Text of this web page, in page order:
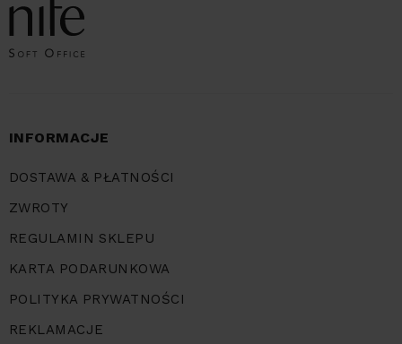
INFORMACJE
DOSTAWA & PŁATNOŚCI
ZWROTY
REGULAMIN SKLEPU
KARTA PODARUNKOWA
POLITYKA PRYWATNOŚCI
REKLAMACJE